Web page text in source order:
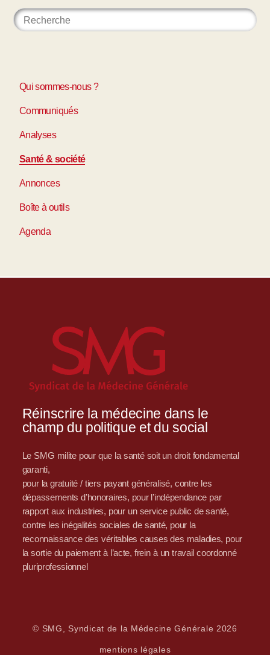
Qui sommes-nous ?
Communiqués
Analyses
Santé & société
Annonces
Boîte à outils
Agenda
Réinscrire la médecine dans le
champ du politique et du social
Le SMG milite pour que la santé soit un droit fondamental
garanti,
pour la gratuité / tiers payant généralisé, contre les
dépassements d’honoraires, pour l’indépendance par
rapport aux industries, pour un service public de santé,
contre les inégalités sociales de santé, pour la
reconnaissance des véritables causes des maladies, pour
la sortie du paiement à l’acte, frein à un travail coordonné
pluriprofessionnel
© SMG, Syndicat de la Médecine Générale 2026
mentions légales